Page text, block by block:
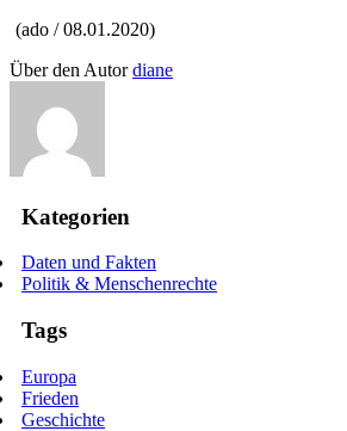
(ado / 08.01.2020)
Über den Autordiane
Kategorien
Daten und Fakten
Politik & Menschenrechte
Tags
Europa
Frieden
Geschichte